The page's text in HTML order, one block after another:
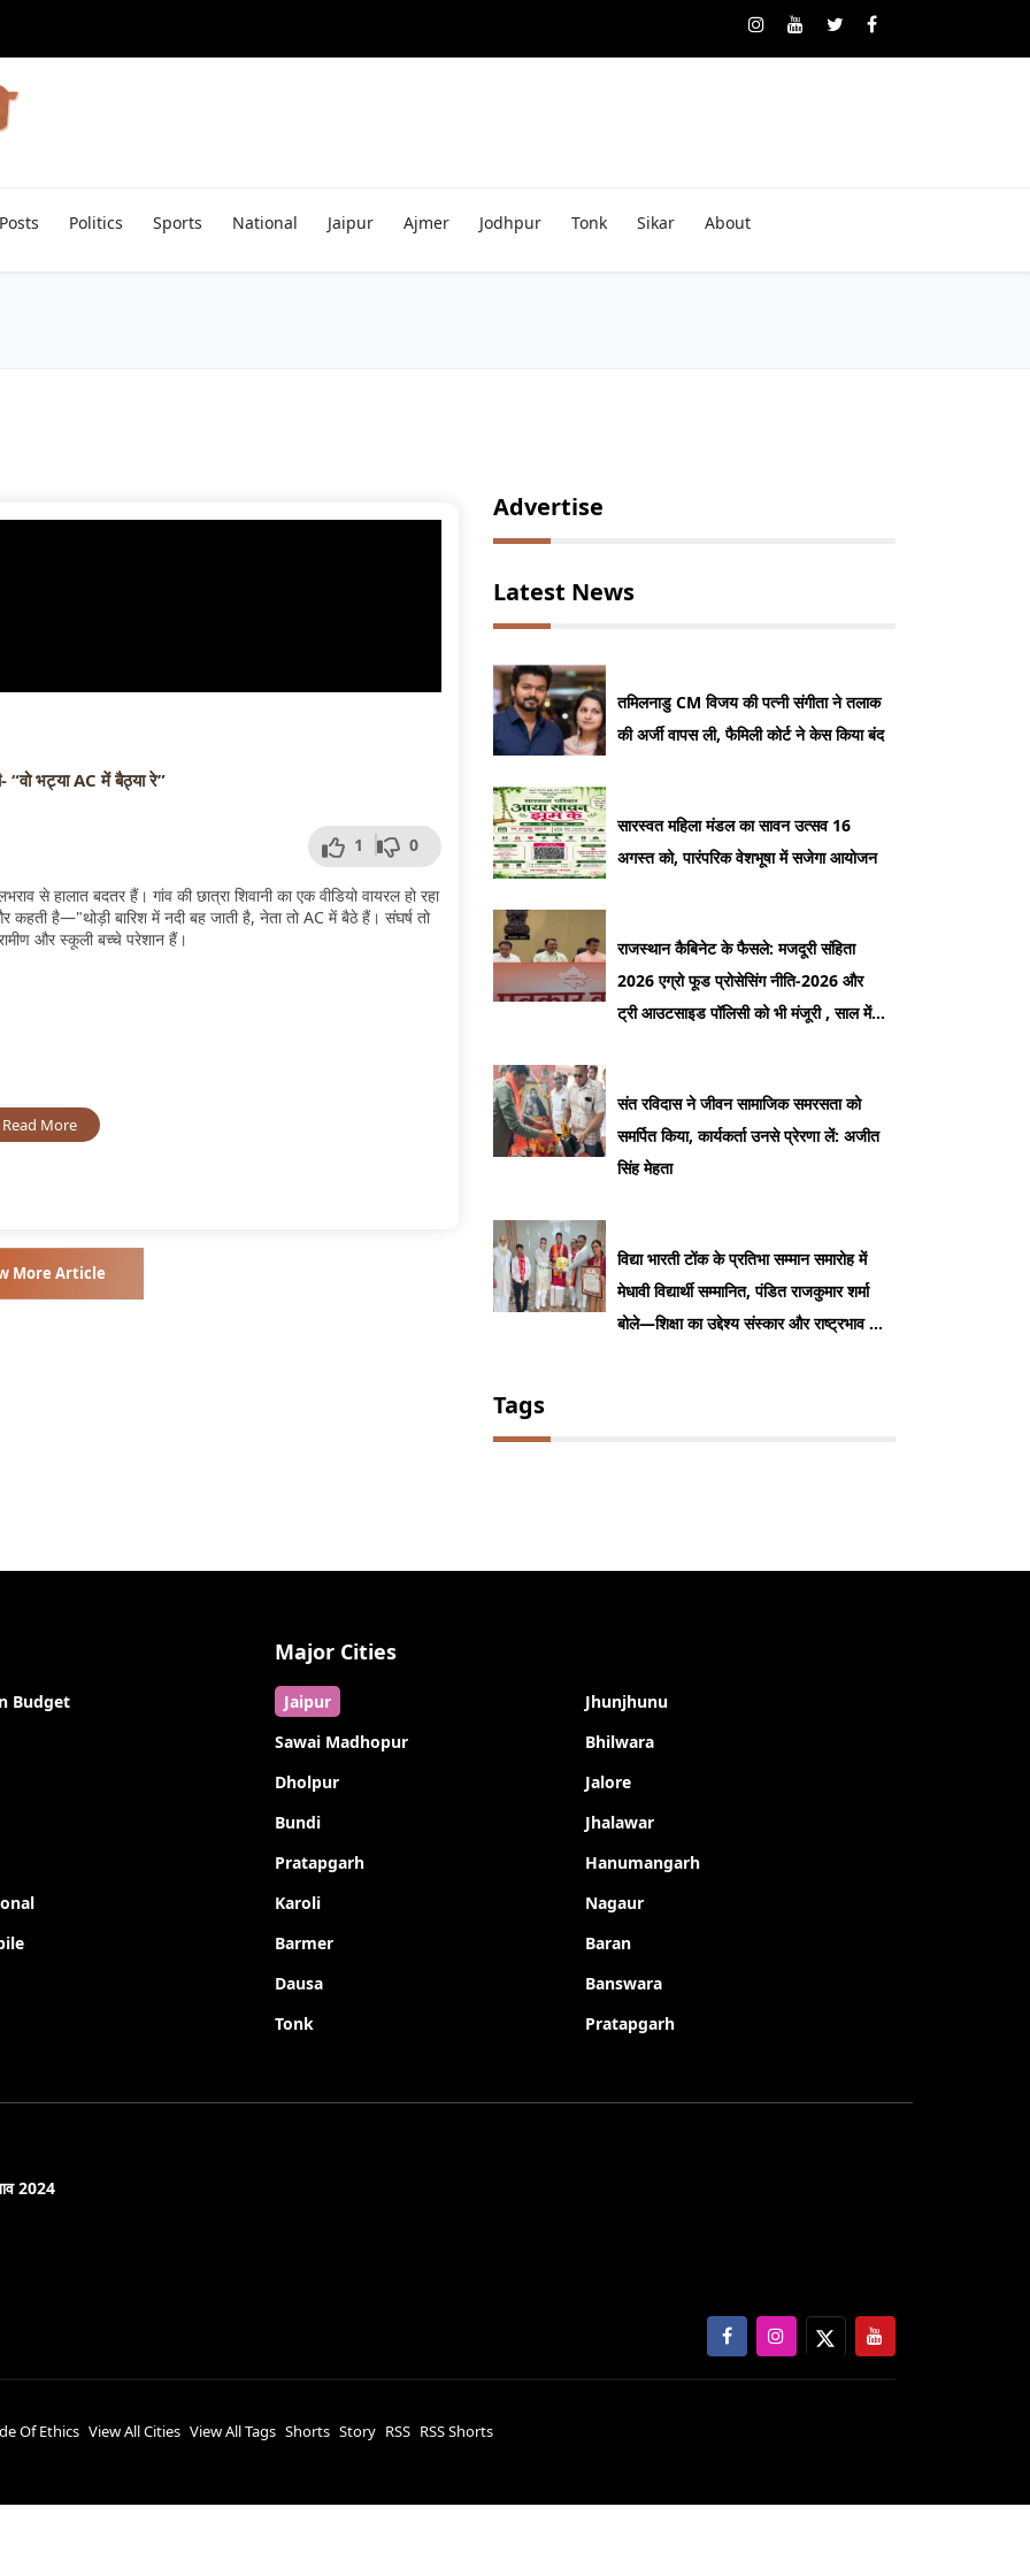
Posts Politics Sports National Jaipur Ajmer Jodhpur Tonk Sikar About
भट्या AC में बैठ्या रे”
1 0
से हालात बदतर हैं। गांव की छात्रा शिवानी का एक वीडियो वायरल हो रहा
है—"थोड़ी बारिश में नदी बह जाती है, नेता तो AC में बैठे हैं। संघर्ष तो
और स्कूली बच्चे परेशान हैं।
Read More
More Article
Advertise
Latest News
तमिलनाडु CM विजय की पत्नी संगीता ने तलाक
की अर्जी वापस ली, फैमिली कोर्ट ने केस किया बंद
सारस्वत महिला मंडल का सावन उत्सव 16
अगस्त को, पारंपरिक वेशभूषा में सजेगा आयोजन
राजस्थान कैबिनेट के फैसले: मजदूरी संहिता
2026 एग्रो फूड प्रोसेसिंग नीति-2026 और
ट्री आउटसाइड पॉलिसी को भी मंजूरी , साल में
संत रविदास ने जीवन सामाजिक समरसता को
समर्पित किया, कार्यकर्ता उनसे प्रेरणा लें: अजीत
सिंह मेहता
विद्या भारती टोंक के प्रतिभा सम्मान समारोह में
मेधावी विद्यार्थी सम्मानित, पंडित राजकुमार शर्मा
बोले—शिक्षा का उद्देश्य संस्कार और राष्ट्रभाव का
Tags
Budget
Major Cities
Jaipur
Jhunjhunu
Sawai Madhopur
Bhilwara
Dholpur
Jalore
Bundi
Jhalawar
Pratapgarh
Hanumangarh
Karoli
Nagaur
Barmer
Baran
Dausa
Banswara
Tonk
Pratapgarh
2024
Of Ethics View All Cities View All Tags Shorts Story RSS RSS Shorts